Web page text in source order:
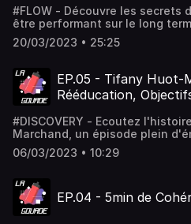
shop.sumupstore.com/
#FLOW - Découvre les secrets
être performant sur le long
podium international en 2003
toujours sur les marches du
maillot GOFLASH ici : https://
shop.sumupstore.com/
20/03/2023 • 25:25
EP.05 - Tifany Huot-
Rééducation,
#DISCOVERY - Ecoutez
Marchand, un épisode plein
entendu ! N'hésitez pas à le
vos amis ça donnera de la
Coziya ici : https://coziya.fr/
06/03/2023 • 10:29
EP.04 - 5min de